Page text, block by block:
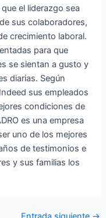
el liderazgo sea
sus colaboradores,
crecimiento laboral.
para que
se sientan a gusto y
diarias. Según
sus empleados
condiciones de
es una empresa
uno de los mejores
de testimonios e
y sus familias los